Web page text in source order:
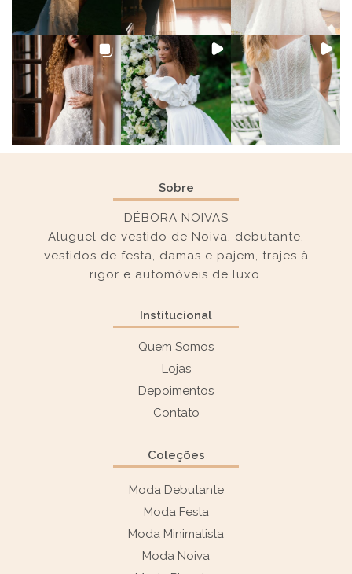
Sobre
DÉBORA NOIVAS
Aluguel de vestido de Noiva, debutante,
vestidos de festa, damas e pajem, trajes à
rigor e automóveis de luxo.
Institucional
Quem Somos
Lojas
Depoimentos
Contato
Coleções
Moda Debutante
Moda Festa
Moda Minimalista
Moda Noiva